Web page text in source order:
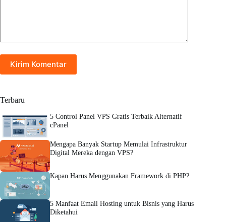
Kirim Komentar
Terbaru
5 Control Panel VPS Gratis Terbaik Alternatif
cPanel
Mengapa Banyak Startup Memulai Infrastruktur
Digital Mereka dengan VPS?
Kapan Harus Menggunakan Framework di PHP?
5 Manfaat Email Hosting untuk Bisnis yang Harus
Diketahui